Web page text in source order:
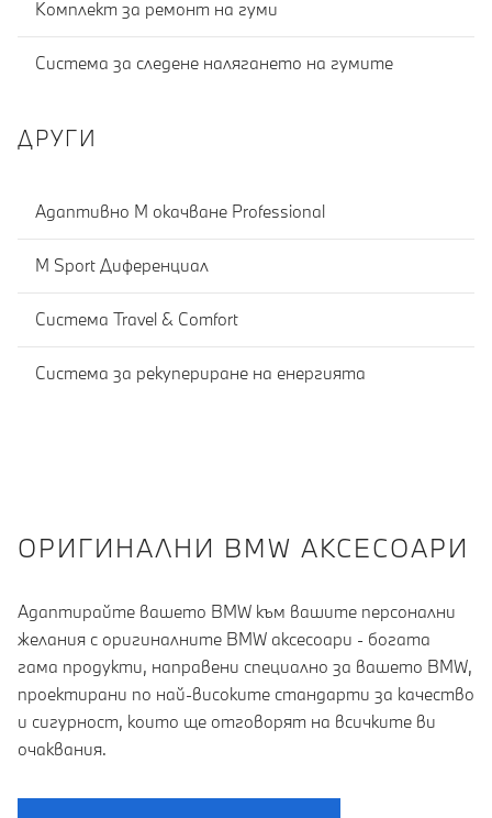
Комплект за ремонт на гуми
Система за следене налягането на гумите
ДРУГИ
Адаптивно М окачване Professional
M Sport Диференциал
Система Travel & Comfort
Система за рекупериране на енергията
OРИГИНАЛНИ BMW АКСЕСОАРИ
Адаптирайте вашето BMW към вашите персонални
желания с оригиналните BMW аксесоари - богата
гама продукти, направени специално за вашето BMW,
проектирани по най-високите стандарти за качество
и сигурност, които ще отговорят на всичките ви
очаквания.